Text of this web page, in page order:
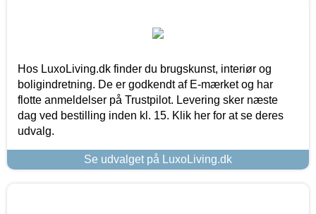
Hos LuxoLiving.dk finder du brugskunst, interiør og
boligindretning. De er godkendt af E-mærket og har
flotte anmeldelser på Trustpilot. Levering sker næste
dag ved bestilling inden kl. 15. Klik her for at se deres
udvalg.
Se udvalget på LuxoLiving.dk